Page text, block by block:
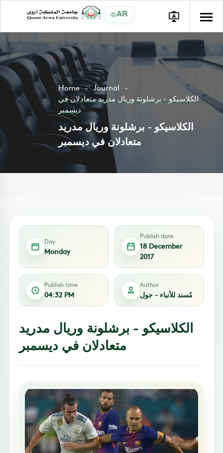
AR
Home
Journal
الكلاسيكو - برشلونة وريال مدريد متعادلان في
ديسمبر
الكلاسيكو - برشلونة وريال مدريد
متعادلان في ديسمبر
Day
Monday
Publish date
18 December
2017
Publish time
04:32 PM
Author
مُسند للأنباء - جول
الكلاسيكو - برشلونة وريال مدريد
متعادلان في ديسمبر